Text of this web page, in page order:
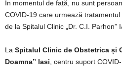
În momentul de față, nu sunt
COVID-19 care urmează
de la Spitalul Clinic „Dr. C.I. Parhon”
La Spitalul Clinic de Obstetrica și
Doamna” Iasi , centru suport